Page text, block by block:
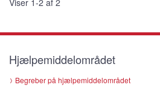
Hjælpemiddelområdet
Begreber på hjælpemiddelområdet